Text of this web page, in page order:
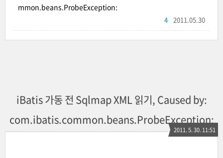
mmon.beans.ProbeException:
2011.05.30
4
iBatis 가동 전 Sqlmap XML 읽기, Caused by:
com.ibatis.common.beans.ProbeException:
2011. 5. 30. 11:51